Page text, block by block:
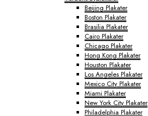
Beijing Plakater
Boston Plakater
Brasilia Plakater
Cairo Plakater
Chicago Plakater
Hong Kong Plakater
Houston Plakater
Los Angeles Plakater
Mexico City Plakater
Miami Plakater
New York City Plakater
Philadelphia Plakater